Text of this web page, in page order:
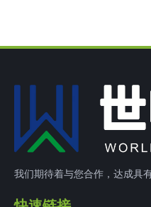
我们期待着与您合作，达成具